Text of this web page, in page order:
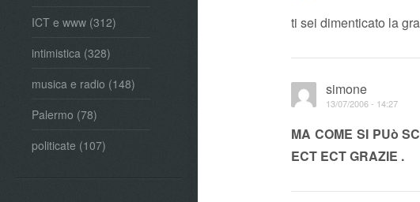
ICT e www (312)
intimistica (328)
musica e radio (148)
Palermo (78)
politicate (107)
ti sei dimenticato la
simone
13/07/2006 - 14:27
MA COME SI PUò
ECT ECT GRAZIE .